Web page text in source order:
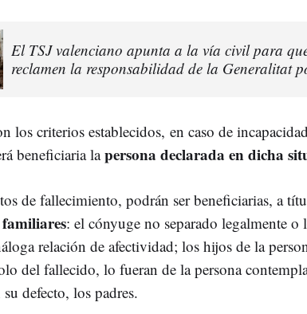
El TSJ valenciano apunta a la vía civil para
reclamen la responsabilidad de la Generalitat
los criterios establecidos, en caso de
beneficiaria lapersona declarada en dicha
de fallecimiento, podrán ser beneficiarias, a
familiares: el cónyuge no separado legalmente o
relación de afectividad; los hijos de la
del fallecido, lo fueran de la persona
defecto, los padres.